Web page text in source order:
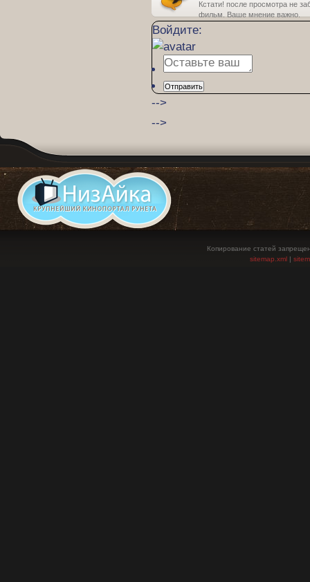
Кстати! после просмотра не
фильм. Ваше мнение важно.
Войдите:
Отправить
-->
-->
Копирование статей
sitemap.xml |